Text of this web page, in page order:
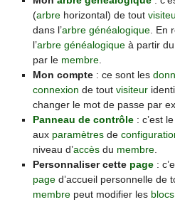
(arbrehorizontal) de tout
dans l’arbre généalogique. En
l’arbre généalogiqueà partir du
par le membre.
Mon compte: ce sont les
connexion de tout visiteur
changer le mot de passe par
Panneau de contrôle: c’est
aux paramètresde
niveau d’accèsdu membre.
Personnaliser cette page:
paged’accueil personnelle de
membrepeut modifier les blocs